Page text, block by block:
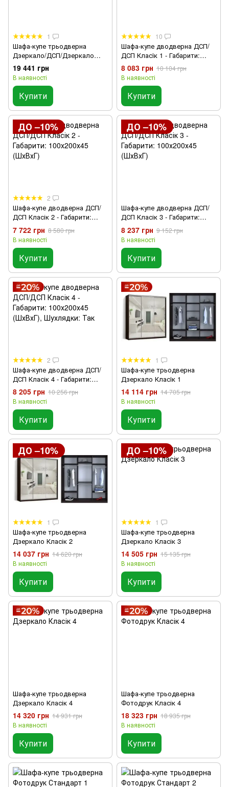
1
Шафа-купе трьодверна
Дзеркало/ДСП/Дзеркало
Стандарт 4
19 441 грн
В наявності
Купити
10
Шафа-купе дводверна ДСП/
ДСП Класiк 1 - Габарити:
100х200х45 (ШхВхГ),
Шухлядки: Так
8 083 грн 10 104 грн
В наявності
Купити
ДО –10%
2
Шафа-купе дводверна ДСП/
ДСП Класік 2 - Габарити:
100х200х45 (ШхВхГ)
7 722 грн 8 580 грн
В наявності
Купити
ДО –10%
Шафа-купе дводверна ДСП/
ДСП Класік 3 - Габарити:
100х200х45 (ШхВхГ)
8 237 грн 9 152 грн
В наявності
Купити
2
Шафа-купе дводверна ДСП/
ДСП Класік 4 - Габарити:
100х200х45 (ШхВхГ),
Шухлядки: Так
8 205 грн 10 256 грн
В наявності
Купити
1
Шафа-купе трьодверна
Дзеркало Класiк 1
14 114 грн 14 705 грн
В наявності
Купити
ДО –10%
1
Шафа-купе трьодверна
Дзеркало Класік 2
14 037 грн 14 620 грн
В наявності
Купити
ДО –10%
1
Шафа-купе трьодверна
Дзеркало Класік 3
14 505 грн 15 135 грн
В наявності
Купити
Шафа-купе трьодверна
Дзеркало Класік 4
14 320 грн 14 931 грн
В наявності
Купити
Шафа-купе трьодверна
Фотодрук Класік 4
18 323 грн 18 935 грн
В наявності
Купити